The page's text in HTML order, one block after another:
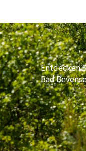
Entdecken
Bad